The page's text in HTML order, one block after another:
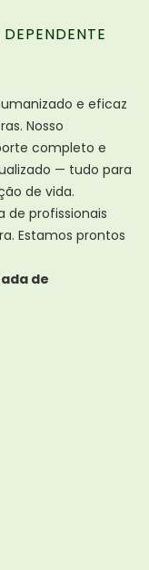
e eficaz
Nosso
completo e
— tudo para
de vida.
de profissionais
Estamos prontos
de